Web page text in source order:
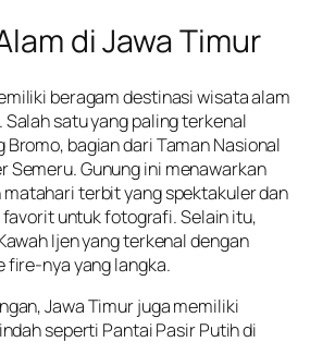
di Jawa Timur
beragam destinasi wisata alam
satu yang paling terkenal
Bromo, bagian dari Taman Nasional
Semeru. Gunung ini menawarkan
terbit yang spektakuler dan
untuk fotografi. Selain itu,
Ijen yang terkenal dengan
fire-nya yang langka.
Jawa Timur juga memiliki
seperti Pantai Pasir Putih di